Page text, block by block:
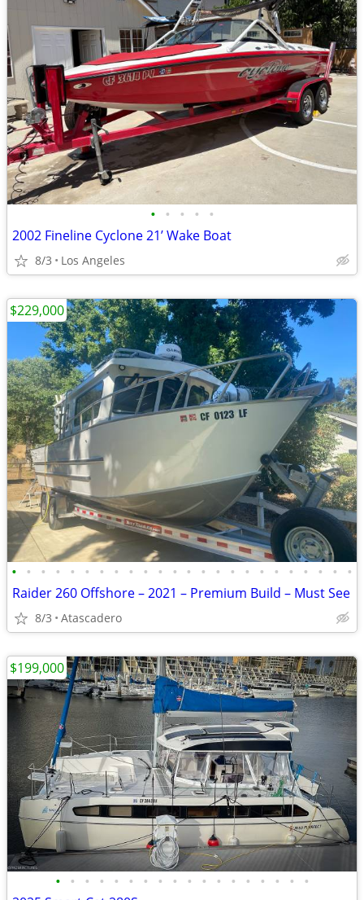
• • • • •
2002 Fineline Cyclone 21’ Wake Boat
8/3 Los Angeles
• • • • • • • • • • • • • • • • • • • • • • • •
Raider 260 Offshore – 2021 – Premium Build – Must See
8/3 Atascadero
$229,000
• • • • • • • • • • • • • • • • • •
$199,000